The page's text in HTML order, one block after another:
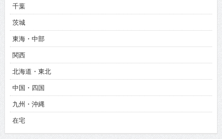
千葉
茨城
東海・中部
関西
北海道・東北
中国・四国
九州・沖縄
在宅